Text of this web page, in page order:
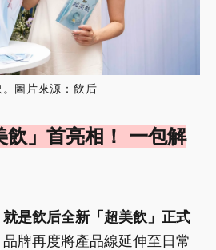
圖片來源：飲后
飲」首亮相！ 一包解
是飲后全新「超美飲」正式
牌再度將產品線延伸至日常